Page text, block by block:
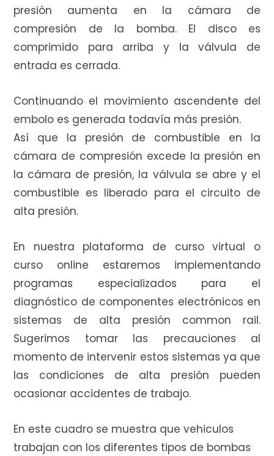
presión aumenta en la cámara de
compresión de la bomba. El disco es
comprimido para arriba y la válvula de
entrada es cerrada.
Continuando el movimiento ascendente del
embolo es generada todavía más presión.
Así que la presión de combustible en la
cámara de compresión excede la presión en
la cámara de presión, la válvula se abre y el
combustible es liberado para el circuito de
alta presión.
En nuestra plataforma de curso virtual o
curso online estaremos implementando
programas especializados para el
diagnóstico de componentes electrónicos en
sistemas de alta presión common rail.
Sugerimos tomar las precauciones al
momento de intervenir estos sistemas ya que
las condiciones de alta presión pueden
ocasionar accidentes de trabajo.
En este cuadro se muestra que vehiculos
trabajan con los diferentes tipos de bombas